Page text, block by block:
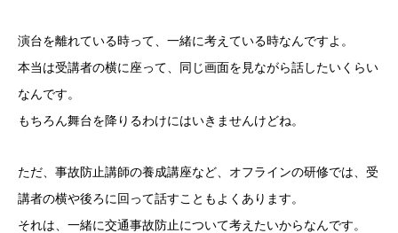
演台を離れている時って、一緒に考えている時なんですよ。
本当は受講者の横に座って、同じ画面を見ながら話したいくらい
なんです。
もちろん舞台を降りるわけにはいきませんけどね。
ただ、事故防止講師の養成講座など、オフラインの研修では、受
講者の横や後ろに回って話すこともよくあります。
それは、一緒に交通事故防止について考えたいからなんです。